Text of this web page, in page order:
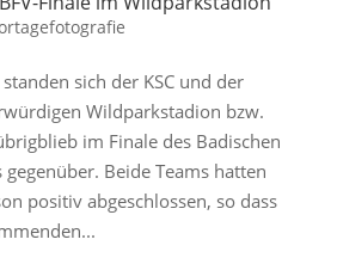
sich der KSC und der
Wildparkstadion bzw.
im Finale des Badischen
Beide Teams hatten
positiv abgeschlossen, so dass